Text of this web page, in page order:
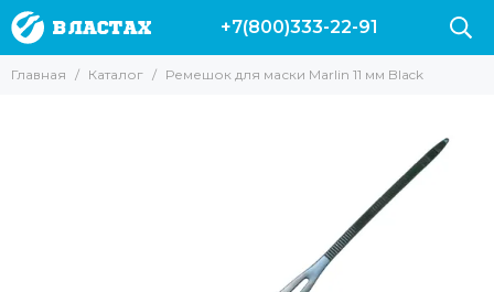
+7(800)333-22-91
Главная Каталог Ремешок для маски Marlin 11 мм Black